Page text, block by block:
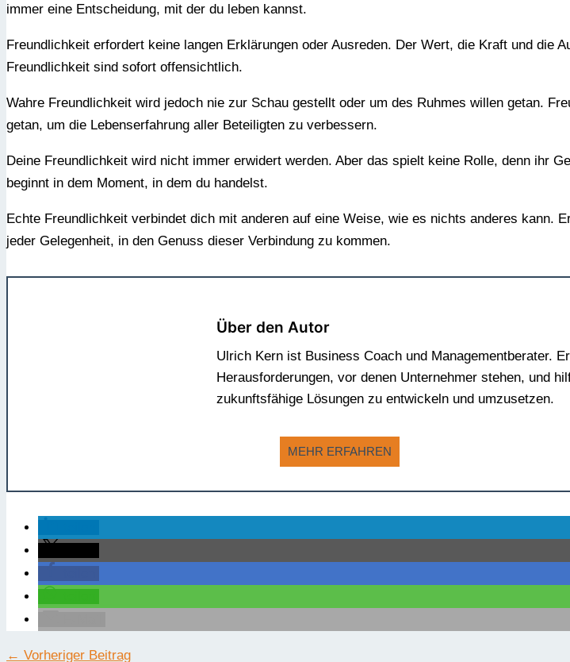
immer eine Entscheidung, mit der du leben kannst.
Freundlichkeit erfordert keine langen Erklärungen oder Ausreden. Der Wert, die Kraft und die
Freundlichkeit sind sofort offensichtlich.
Wahre Freundlichkeit wird jedoch nie zur Schau gestellt oder um des Ruhmes willen getan.
getan, um die Lebenserfahrung aller Beteiligten zu verbessern.
Deine Freundlichkeit wird nicht immer erwidert werden. Aber das spielt keine Rolle, denn ihr
beginnt in dem Moment, in dem du handelst.
Echte Freundlichkeit verbindet dich mit anderen auf eine Weise, wie es nichts anderes kann.
jeder Gelegenheit, in den Genuss dieser Verbindung zu kommen.
Über den Autor
Ulrich Kern ist Business Coach und Managementberater.
Herausforderungen, vor denen Unternehmer stehen, und
zukunftsfähige Lösungen zu entwickeln und umzusetzen.
MEHR ERFAHREN
← Vorheriger Beitrag